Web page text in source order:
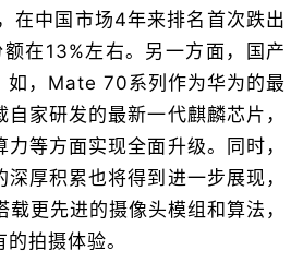
在中国市场4年来排名首次跌出
在13%左右。另一方面，国产
如，Mate 70系列作为华为的最
家研发的最新一代麒麟芯片，
等方面实现全面升级。同时，
厚积累也将得到进一步展现，
更先进的摄像头模组和算法，
拍摄体验。